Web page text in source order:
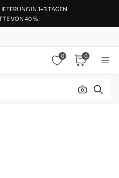
IN 1–3 TAGEN
VON 40 %
0 0